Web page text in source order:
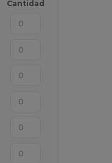
Cantidad